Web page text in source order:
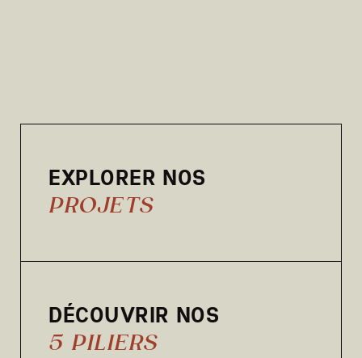
EXPLORER NOS
PROJETS
DÉCOUVRIR NOS
5 PILIERS